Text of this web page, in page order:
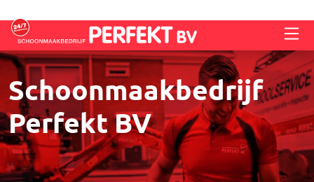
Schoonmaakbedrijf
Perfekt BV